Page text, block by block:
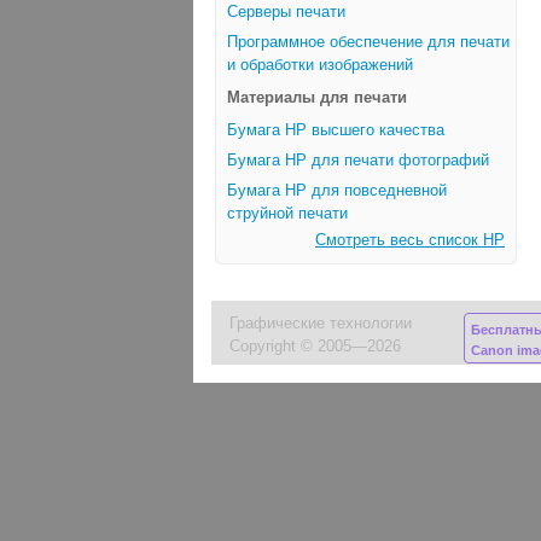
Серверы печати
Программное обеспечение для печати
и обработки изображений
Материалы для печати
Бумага HP высшего качества
Бумага HP для печати фотографий
Бумага HP для повседневной
струйной печати
Смотреть весь список HP
Графические технологии
Copyright © 2005—2026
Canon